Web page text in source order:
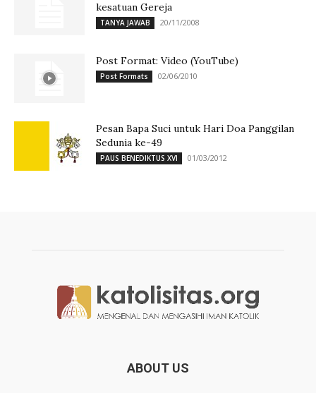
kesatuan Gereja
TANYA JAWAB 20/11/2008
Post Format: Video (YouTube)
Post Formats 02/06/2010
Pesan Bapa Suci untuk Hari Doa Panggilan
Sedunia ke-49
PAUS BENEDIKTUS XVI 01/03/2012
ABOUT US